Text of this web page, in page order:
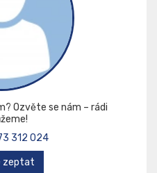
Ozvěte se nám – rádi
312 024
zeptat